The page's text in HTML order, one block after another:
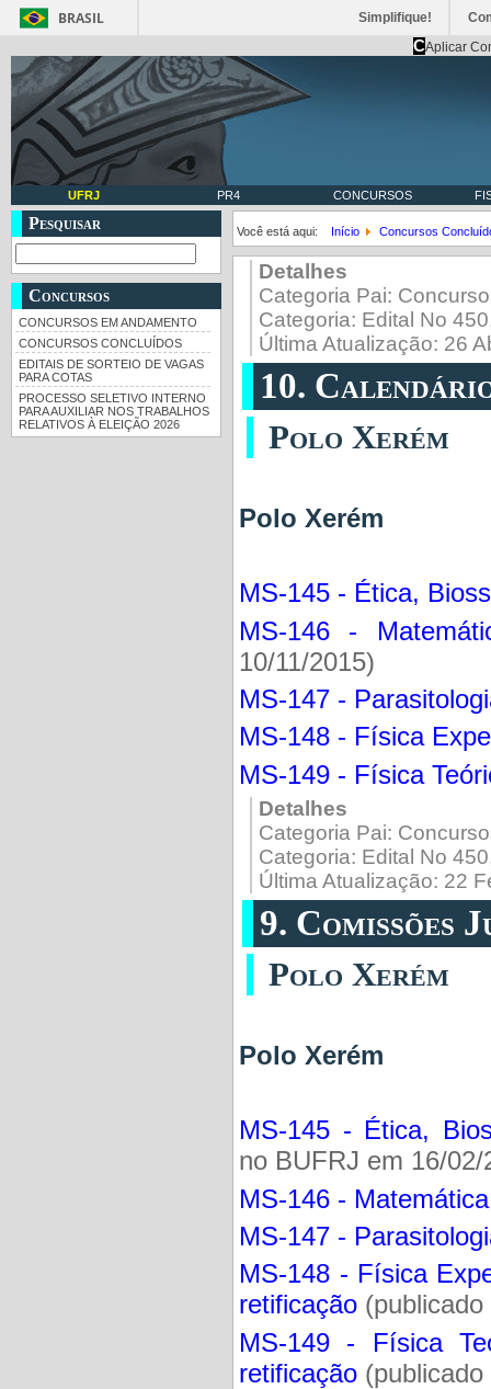
BRASIL Simplifique!
CAplicar
UFRJ PR4 CONCURSOS
Pesquisar
Concursos
CONCURSOS EM ANDAMENTO
CONCURSOS CONCLUÍDOS
EDITAIS DE SORTEIO DE VAGAS
PARA COTAS
PROCESSO SELETIVO INTERNO
PARA AUXILIAR NOS TRABALHOS
RELATIVOS À ELEIÇÃO 2026
Você está aqui: Início Concursos
Detalhes
Categoria Pai:
Categoria: Edital No
Última Atualização: 26
10.
Polo Xerém
Polo Xerém
MS-145 - Ética,
MS-146 -
10/11/2015)
MS-147 -
MS-148 - Física
MS-149 - Física
Detalhes
Categoria Pai:
Categoria: Edital No
Última Atualização: 22
9. Comissões
Polo Xerém
Polo Xerém
MS-145 - Ética,
no BUFRJ em 16/
MS-146 - Matemática
MS-147 -
MS-148 - Física
retificação
MS-149 - Física
retificação